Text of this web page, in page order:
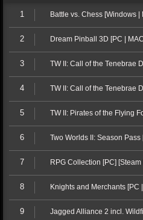
1 Battle vs. Chess [Windows
2 Dream Pinball 3D [PC |
3 TW II: Call of the Tenebrae
4 TW II: Call of the Tenebrae
5 TW II: Pirates of the Flying
6 Two Worlds II: Season Pass
7 RPG Collection [PC] [Steam
8 Knights and Merchants [PC
9 Jagged Alliance 2 incl.